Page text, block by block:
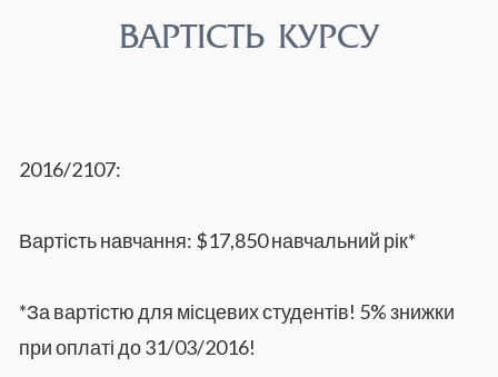
ВАРТІСТЬ КУРСУ
2016/2107:
Вартість навчання: $17,850 навчальний рік*
*За вартістю для місцевих студентів! 5% знижки
при оплаті до 31/03/2016!